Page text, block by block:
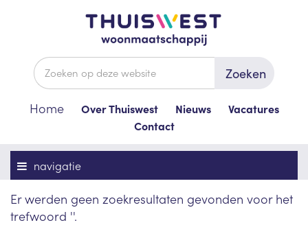
Zoeken
Home Over Thuiswest Nieuws
Vacatures
Contact
navigatie
Er werden geen zoekresultaten gevonden voor het
trefwoord ''.